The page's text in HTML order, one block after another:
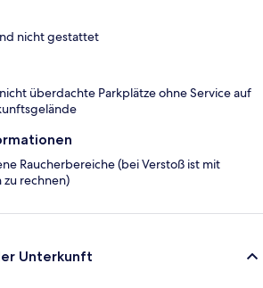
nicht gestattet
überdachte Parkplätze ohne Service auf
Raucherbereiche (bei Verstoß ist mit
rechnen)
Unterkunft